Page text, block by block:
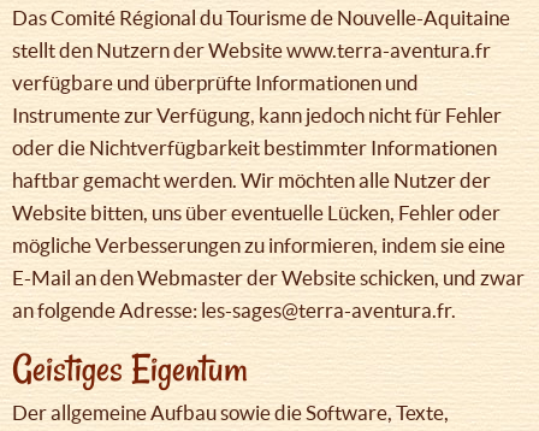
Das Comité Régional du Tourisme de Nouvelle-Aquitaine
stellt den Nutzern der Website www.terra-aventura.fr
verfügbare und überprüfte Informationen und
Instrumente zur Verfügung, kann jedoch nicht für Fehler
oder die Nichtverfügbarkeit bestimmter Informationen
haftbar gemacht werden. Wir möchten alle Nutzer der
Website bitten, uns über eventuelle Lücken, Fehler oder
mögliche Verbesserungen zu informieren, indem sie eine
E-Mail an den Webmaster der Website schicken, und zwar
an folgende Adresse: les-sages@terra-aventura.fr.
Geistiges Eigentum
Der allgemeine Aufbau sowie die Software, Texte,